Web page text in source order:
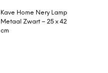
Kave Home Nery Lamp
Metaal Zwart – 25 x 42
cm